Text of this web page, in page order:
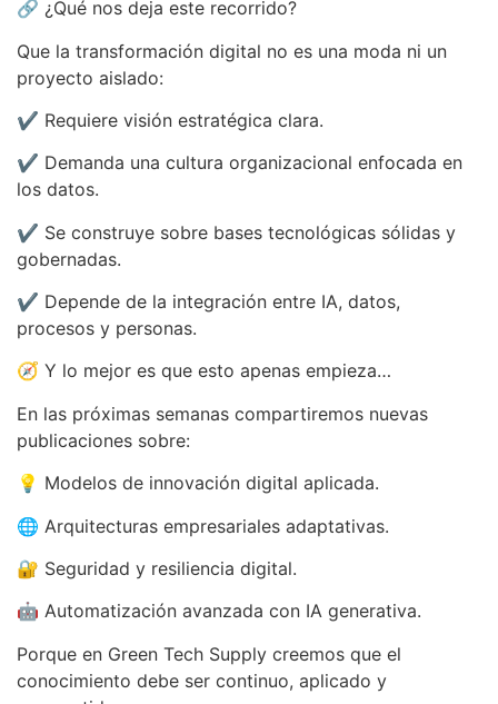
🔗 ¿Qué nos deja este recorrido?
Que la transformación digital no es una moda ni un
proyecto aislado:
✔️ Requiere visión estratégica clara.
✔️ Demanda una cultura organizacional enfocada en
los datos.
✔️ Se construye sobre bases tecnológicas sólidas y
gobernadas.
✔️ Depende de la integración entre IA, datos,
procesos y personas.
🧭 Y lo mejor es que esto apenas empieza…
En las próximas semanas compartiremos nuevas
publicaciones sobre:
💡 Modelos de innovación digital aplicada.
🌐 Arquitecturas empresariales adaptativas.
🔐 Seguridad y resiliencia digital.
🤖 Automatización avanzada con IA generativa.
Porque en Green Tech Supply creemos que el
conocimiento debe ser continuo, aplicado y